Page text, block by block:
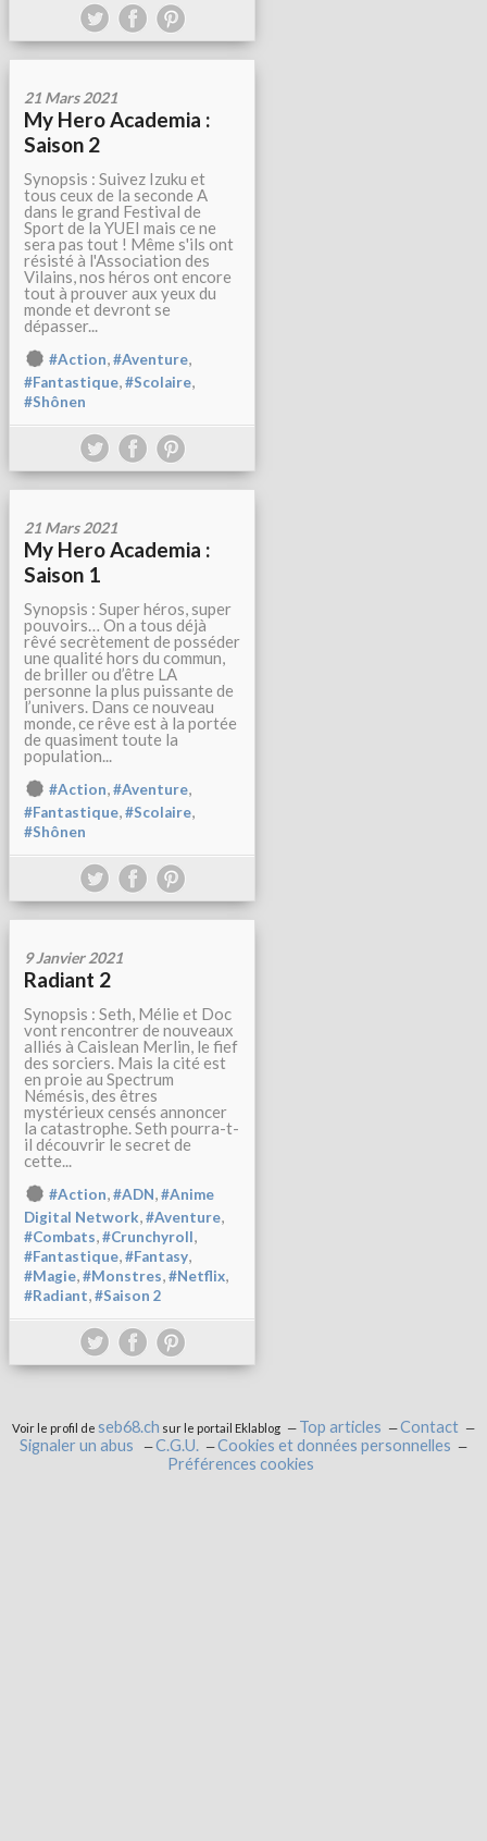
21 Mars 2021
My Hero Academia :
Saison 2
Synopsis : Suivez Izuku et
tous ceux de la seconde A
dans le grand Festival de
Sport de la YUEI mais ce ne
sera pas tout ! Même s'ils ont
résisté à l'Association des
Vilains, nos héros ont encore
tout à prouver aux yeux du
monde et devront se
dépasser...
#Action,#Aventure,
#Fantastique,#Scolaire,
#Shônen
21 Mars 2021
My Hero Academia :
Saison 1
Synopsis : Super héros, super
pouvoirs… On a tous déjà
rêvé secrètement de posséder
une qualité hors du commun,
de briller ou d’être LA
personne la plus puissante de
l’univers. Dans ce nouveau
monde, ce rêve est à la portée
de quasiment toute la
population...
#Action,#Aventure,
#Fantastique,#Scolaire,
#Shônen
9 Janvier 2021
Radiant 2
Synopsis : Seth, Mélie et Doc
vont rencontrer de nouveaux
alliés à Caislean Merlin, le fief
des sorciers. Mais la cité est
en proie au Spectrum
Némésis, des êtres
mystérieux censés annoncer
la catastrophe. Seth pourra-t-
il découvrir le secret de
cette...
#Action,#ADN,#Anime
Digital Network,#Aventure,
#Combats,#Crunchyroll,
#Fantastique,#Fantasy,
#Magie,#Monstres,#Netflix,
#Radiant,#Saison 2
Voir le profil de seb68.ch sur le portail Eklablog Top articles
Contact
Signaler un abus
C.G.U.
Cookies et données personnelles
Préférences cookies